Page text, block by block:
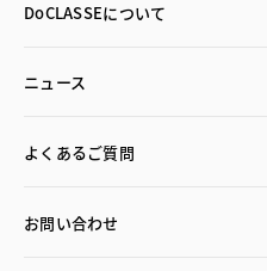
DoCLASSEについて
ニュース
よくあるご質問
お問い合わせ